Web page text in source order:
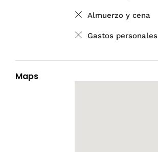
Almuerzo y cena
Gastos personales
Maps